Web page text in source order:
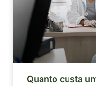
Quanto custa